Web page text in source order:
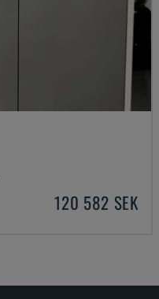
120 582 SEK